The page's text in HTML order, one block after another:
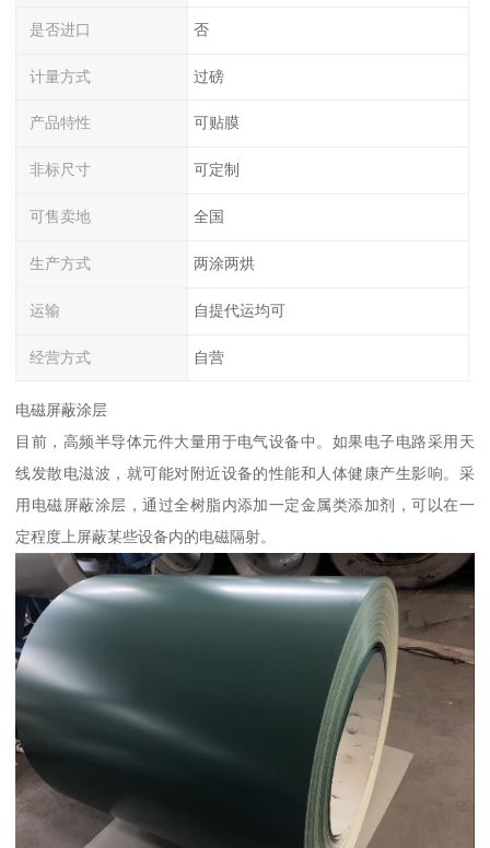
是否进口 否
计量方式 过磅
产品特性 可贴膜
非标尺寸 可定制
可售卖地 全国
生产方式 两涂两烘
运输 自提代运均可
经营方式 自营
电磁屏蔽涂层
目前，高频半导体元件大量用于电气设备中。如果电子电路采用天
线发散电滋波，就可能对附近设备的性能和人体健康产生影响。采
用电磁屏蔽涂层，通过全树脂内添加一定金属类添加剂，可以在一
定程度上屏蔽某些设备内的电磁隔射。